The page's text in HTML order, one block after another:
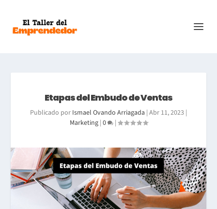
Etapas del Embudo de Ventas
Publicado por Ismael Ovando Arriagada | Abr 11, 2023 |
Marketing| 0 |